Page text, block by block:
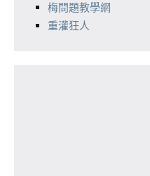
梅問題教學網
重灌狂人